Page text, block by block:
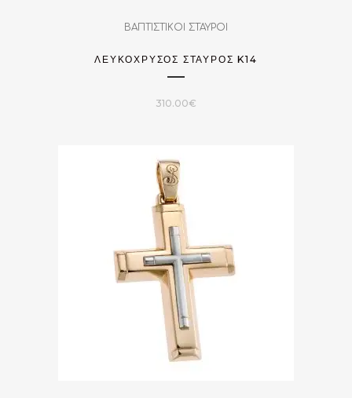
ΒΑΠΤΙΣΤΙΚΟΙ ΣΤΑΥΡΟΙ
ΛΕΥΚΟΧΡΥΣΟΣ ΣΤΑΥΡΟΣ K14
310.00€